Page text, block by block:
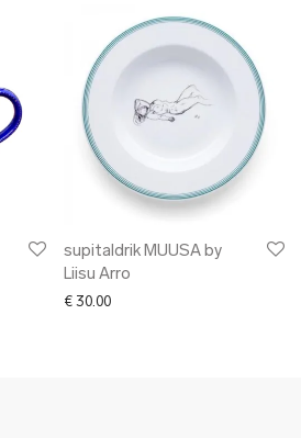
supitaldrik MUUSA by
Liisu Arro
€ 30.00